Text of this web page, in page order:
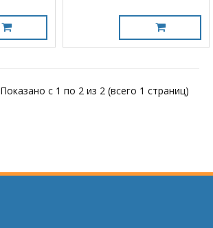
Показано с 1 по 2 из 2 (всего 1 страниц)